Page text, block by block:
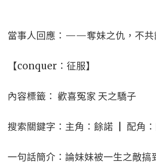
當事人回應：——奪妹之仇，不共
【conquer：征服】
內容標籤： 歡喜冤家 天之驕子
搜索關鍵字：主角：餘諾 ┃ 配角
一句話簡介：論妹妹被一生之敵搞